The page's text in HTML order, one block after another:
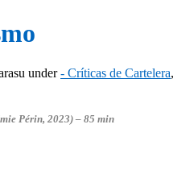
under- Críticas de Cartelera,
Périn, 2023) – 85 min